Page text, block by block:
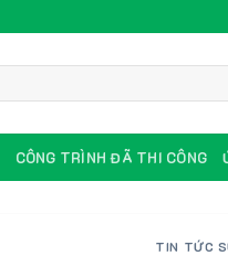
CÔNG TRÌNH ĐÃ THI CÔNG
TIN TỨC